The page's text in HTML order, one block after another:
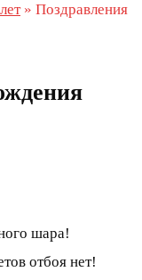
» Поздравления
шара!
отбоя нет!